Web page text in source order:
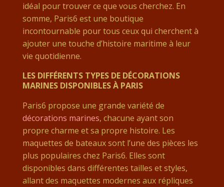
idéal pour trouver ce que vous cherchez. En
somme, Paris6 est une boutique
incontournable pour tous ceux qui cherchent à
ajouter une touche d’histoire maritime à leur
vie quotidienne.
LES DIFFÉRENTS TYPES DE DÉCORATIONS
MARINES DISPONIBLES À PARIS
Paris6 propose une grande variété de
décorations marines, chacune ayant son
propre charme et sa propre histoire. Les
maquettes de bateaux sont l’une des pièces les
plus populaires chez Paris6. Elles sont
disponibles dans différentes tailles et styles,
allant des maquettes modernes aux répliques